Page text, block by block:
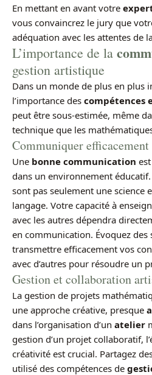
En mettant en avant votre
vous convaincrez le jury que
adéquation avec les attentes de
L’importance de la
gestion artistique
Dans un monde de plus en plus
l’importance des compétences
peut être sous-estimée, même
technique que les
Communiquer efficacement
Une bonne communication
dans un environnement
sont pas seulement une science
langage. Votre capacité à
avec les autres dépendra
en communication. Évoquez des
transmettre efficacement vos
avec d’autres pour résoudre un
Gestion et collaboration
La gestion de projets
une approche créative, presque
dans l’organisation d’un atelier
gestion d’un projet collaboratif,
créativité est crucial. Partagez
utilisé des compétences de